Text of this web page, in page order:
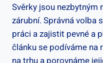
Svěrky jsou
zárubní. Správná volba
práci a zajistit pevné a
článku se podíváme na